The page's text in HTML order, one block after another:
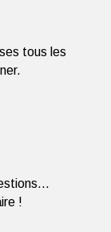
tous les
!